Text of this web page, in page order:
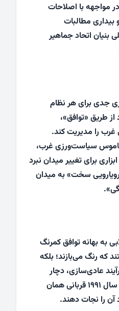
مواجهه با اصلاحات
مطالبات
اتحاد جماهیر
جدی برای هر نظام
طریق «توافق»،
را مدیریت کند.
سیاست‌ورزی غرب،
برای تغییر میدان نبرد
سخت» به میدان
به بهانه توافق کمرنگ
که رنگ می‌بازند؛ بلکه
عادی‌سازی، دچار
استحاله می‌شود. شورویِ سال ۱۹۹۱ قربانی همان
آن را نجات دهند.